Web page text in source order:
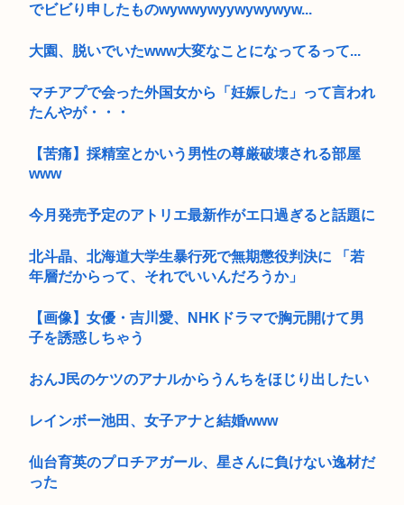
でビビり申したものwywwywyywywywyw...
大園、脱いでいたwww大変なことになってるって...
マチアプで会った外国女から「妊娠した」って言われ
たんやが・・・
【苦痛】採精室とかいう男性の尊厳破壊される部屋
www
今月発売予定のアトリエ最新作がエ口過ぎると話題に
北斗晶、北海道大学生暴行死で無期懲役判決に 「若
年層だからって、それでいいんだろうか」
【画像】女優・吉川愛、NHKドラマで胸元開けて男
子を誘惑しちゃう
おんJ民のケツのアナルからうんちをほじり出したい
レインボー池田、女子アナと結婚www
仙台育英のプロチアガール、星さんに負けない逸材だ
った